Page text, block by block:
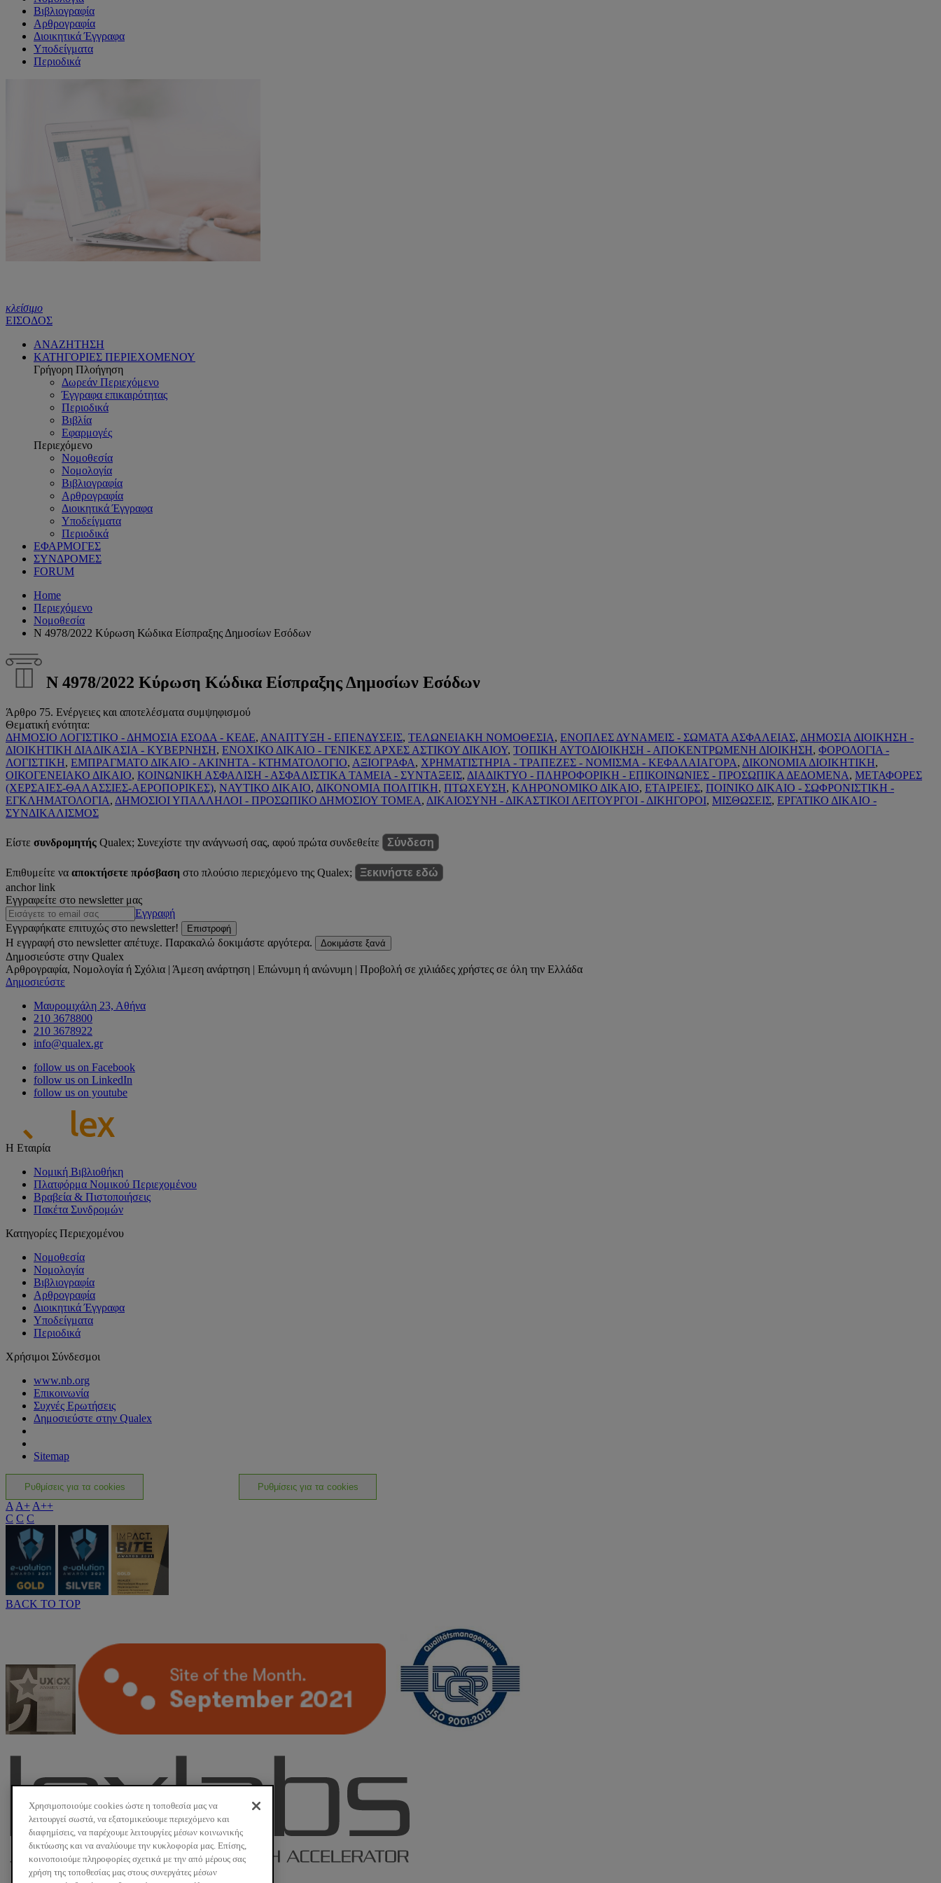
Βιβλιογραφία
Αρθρογραφία
Διοικητικά Έγγραφα
Υποδείγματα
Περιοδικά
κλείσιμο
ΕΙΣΟΔΟΣ
ΑΝΑΖΗΤΗΣΗ
ΚΑΤΗΓΟΡΙΕΣ ΠΕΡΙΕΧΟΜΕΝΟΥ
Γρήγορη Πλοήγηση
Δωρεάν Περιεχόμενο
Έγγραφα επικαιρότητας
Περιοδικά
Βιβλία
Εφαρμογές
Περιεχόμενο
Νομοθεσία
Νομολογία
Βιβλιογραφία
Αρθρογραφία
Διοικητικά Έγγραφα
Υποδείγματα
Περιοδικά
ΕΦΑΡΜΟΓΕΣ
ΣΥΝΔΡΟΜΕΣ
FORUM
Home
Περιεχόμενο
Νομοθεσία
Ν 4978/2022 Κύρωση Κώδικα Είσπραξης Δημοσίων Εσόδων
Ν 4978/2022 Κύρωση Κώδικα Είσπραξης Δημοσίων Εσόδων
Άρθρο 75. Ενέργειες και αποτελέσματα συμψηφισμού
Θεματική ενότητα:
ΔΗΜΟΣΙΟ ΛΟΓΙΣΤΙΚΟ - ΔΗΜΟΣΙΑ ΕΣΟΔΑ - ΚΕΔΕ, ΑΝΑΠΤΥΞΗ - ΕΠΕΝΔΥΣΕΙΣ, ΤΕΛΩΝΕΙΑΚΗ ΝΟΜΟΘΕΣΙΑ, ΕΝΟΠΛΕΣ ΔΥΝΑΜΕΙΣ - ΣΩΜΑΤΑ ΑΣΦΑΛΕΙΑΣ, ΔΗΜΟΣΙΑ ΔΙΟΙΚΗΣΗ -
ΔΙΟΙΚΗΤΙΚΗ ΔΙΑΔΙΚΑΣΙΑ - ΚΥΒΕΡΝΗΣΗ, ΕΝΟΧΙΚΟ ΔΙΚΑΙΟ - ΓΕΝΙΚΕΣ ΑΡΧΕΣ ΑΣΤΙΚΟΥ ΔΙΚΑΙΟΥ, ΤΟΠΙΚΗ ΑΥΤΟΔΙΟΙΚΗΣΗ - ΑΠΟΚΕΝΤΡΩΜΕΝΗ ΔΙΟΙΚΗΣΗ, ΦΟΡΟΛΟΓΙΑ -
ΛΟΓΙΣΤΙΚΗ, ΕΜΠΡΑΓΜΑΤΟ ΔΙΚΑΙΟ - ΑΚΙΝΗΤΑ - ΚΤΗΜΑΤΟΛΟΓΙΟ, ΑΞΙΟΓΡΑΦΑ, ΧΡΗΜΑΤΙΣΤΗΡΙΑ - ΤΡΑΠΕΖΕΣ - ΝΟΜΙΣΜΑ - ΚΕΦΑΛΑΙΑΓΟΡΑ, ΔΙΚΟΝΟΜΙΑ ΔΙΟΙΚΗΤΙΚΗ,
ΟΙΚΟΓΕΝΕΙΑΚΟ ΔΙΚΑΙΟ, ΚΟΙΝΩΝΙΚΗ ΑΣΦΑΛΙΣΗ - ΑΣΦΑΛΙΣΤΙΚΑ ΤΑΜΕΙΑ - ΣΥΝΤΑΞΕΙΣ, ΔΙΑΔΙΚΤΥΟ - ΠΛΗΡΟΦΟΡΙΚΗ - ΕΠΙΚΟΙΝΩΝΙΕΣ - ΠΡΟΣΩΠΙΚΑ ΔΕΔΟΜΕΝΑ, ΜΕΤΑΦΟΡΕΣ
(ΧΕΡΣΑΙΕΣ-ΘΑΛΑΣΣΙΕΣ-ΑΕΡΟΠΟΡΙΚΕΣ), ΝΑΥΤΙΚΟ ΔΙΚΑΙΟ, ΔΙΚΟΝΟΜΙΑ ΠΟΛΙΤΙΚΗ, ΠΤΩΧΕΥΣΗ, ΚΛΗΡΟΝΟΜΙΚΟ ΔΙΚΑΙΟ, ΕΤΑΙΡΕΙΕΣ, ΠΟΙΝΙΚΟ ΔΙΚΑΙΟ - ΣΩΦΡΟΝΙΣΤΙΚΗ -
ΕΓΚΛΗΜΑΤΟΛΟΓΙΑ, ΔΗΜΟΣΙΟΙ ΥΠΑΛΛΗΛΟΙ - ΠΡΟΣΩΠΙΚΟ ΔΗΜΟΣΙΟΥ ΤΟΜΕΑ, ΔΙΚΑΙΟΣΥΝΗ - ΔΙΚΑΣΤΙΚΟΙ ΛΕΙΤΟΥΡΓΟΙ - ΔΙΚΗΓΟΡΟΙ, ΜΙΣΘΩΣΕΙΣ, ΕΡΓΑΤΙΚΟ ΔΙΚΑΙΟ -
ΣΥΝΔΙΚΑΛΙΣΜΟΣ
Είστε συνδρομητής Qualex; Συνεχίστε την ανάγνωσή σας, αφού πρώτα συνδεθείτε Σύνδεση
Επιθυμείτε να αποκτήσετε πρόσβαση στο πλούσιο περιεχόμενο της Qualex;
Ξεκινήστε εδώ
anchor link
Εγγραφείτε στο newsletter μας
Εγγραφή
Εγγραφήκατε επιτυχώς στο newsletter!
Επιστροφή
Η εγγραφή στο newsletter απέτυχε. Παρακαλώ δοκιμάστε αργότερα. Δοκιμάστε ξανά
Δημοσιεύστε στην Qualex
Αρθρογραφία, Νομολογία ή Σχόλια | Άμεση ανάρτηση | Επώνυμη ή ανώνυμη | Προβολή σε χιλιάδες χρήστες σε όλη την Ελλάδα
Δημοσιεύστε
Μαυρομιχάλη 23, Αθήνα
210 3678800
210 3678922
info@qualex.gr
follow us on Facebook
follow us on LinkedIn
follow us on youtube
Η Εταιρία
Νομική Βιβλιοθήκη
Πλατφόρμα Νομικού Περιεχομένου
Βραβεία & Πιστοποιήσεις
Πακέτα Συνδρομών
Κατηγορίες Περιεχομένου
Νομοθεσία
Νομολογία
Βιβλιογραφία
Αρθρογραφία
Διοικητικά Έγγραφα
Υποδείγματα
Περιοδικά
Χρήσιμοι Σύνδεσμοι
www.nb.org
Επικοινωνία
Συχνές Ερωτήσεις
Δημοσιεύστε στην Qualex
Sitemap
Ρυθμίσεις για τα cookies Ρυθμίσεις για τα cookies
A A+ A++
C C C
BACK TO TOP
Χρησιμοποιούμε cookies ώστε η τοποθεσία μας να
λειτουργεί σωστά, να εξατομικεύουμε περιεχόμενο και
διαφημίσεις, να παρέχουμε λειτουργίες μέσων κοινωνικής
δικτύωσης και να αναλύουμε την κυκλοφορία μας. Επίσης,
κοινοποιούμε πληροφορίες σχετικά με την από μέρους σας
χρήση της τοποθεσίας μας στους συνεργάτες μέσων